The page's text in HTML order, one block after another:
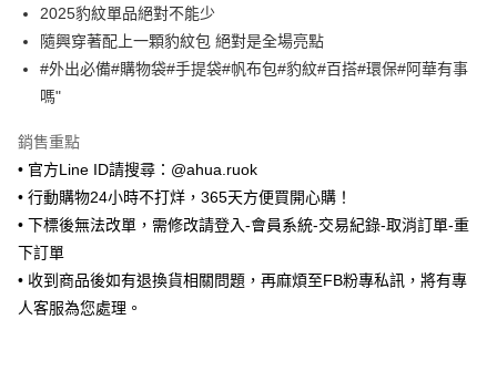
付款後全家取貨
每筆NT$65，滿NT$688(含以上)免運費
7-11取貨付款
每筆NT$65，滿NT$688(含以上)免運費
宅配
每筆NT$80，滿NT$1,000(含以上)免運費
宅配(外島)
2025豹紋單品絕對不能少
隨興穿著配上一顆豹紋包 絕對是全場亮點
#外出必備#購物袋#手提袋#帆布包#豹紋#百搭#環保#阿華有事
嗎"
銷售重點
• 官方Line ID請搜尋：@ahua.ruok
• 行動購物24小時不打烊，365天方便買開心購！
• 下標後無法改單，需修改請登入-會員系統-交易紀錄-取消訂單-重
下訂單
• 收到商品後如有退換貨相關問題，再麻煩至FB粉專私訊，將有專
人客服為您處理。